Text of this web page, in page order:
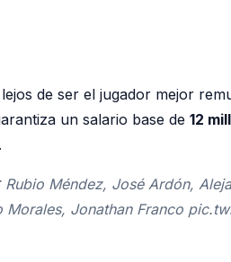
de ser el jugador mejor
un salario base de 12
.
Méndez, José Ardón,
Jonathan Franco